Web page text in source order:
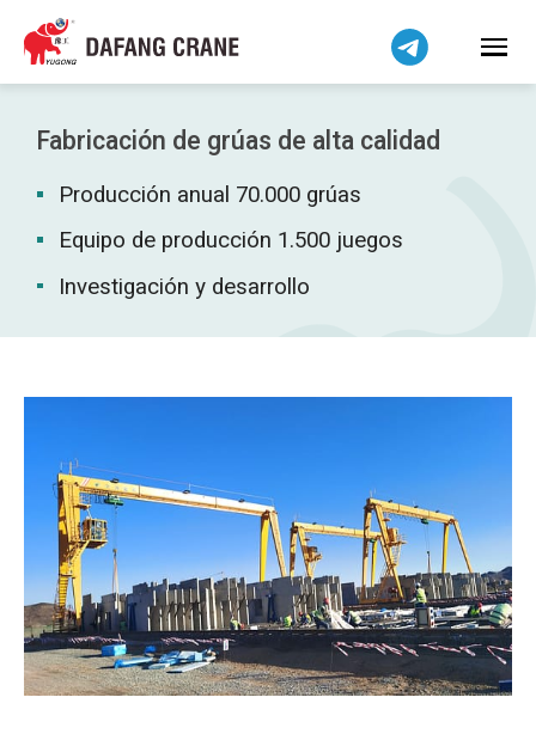
Fabricación de grúas de alta calidad
Producción anual 70.000 grúas
Equipo de producción 1.500 juegos
Investigación y desarrollo
Bahasa Indonesia
Bahasa Melayu
Tiếng Việt
简体中文
فارسی
Pilipino
اردو
Беларуская мова
Dansk
Norsk
O‘zbekcha